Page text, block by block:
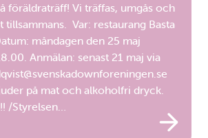
föräldraträff! Vi träffas, umgås och
tillsammans. Var: restaurang Basta
måndagen den 25 maj
Anmälan: senast 21 maj via
på mat och alkoholfri dryck.
/Styrelsen…